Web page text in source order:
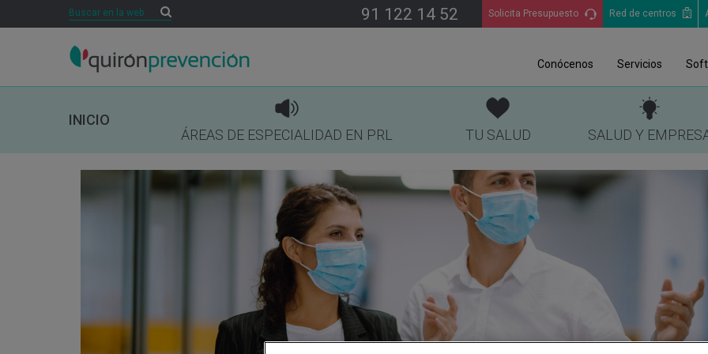
Buscar 91 122 14 52 Solicita Presupuesto Red de centros
Conócenos Servicios
INICIO
ÁREAS DE ESPECIALIDAD EN PRL
TU SALUD SALUD Y